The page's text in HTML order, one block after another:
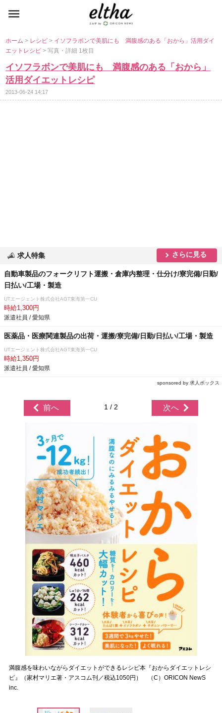
ホーム> レシピ> イソフラボンで美肌にも 満腹感のある「おから」活用ダイ
エットレシピ> 写真・詳細 1枚目
イソフラボンで美肌にも 満腹感のある「おから」
活用ダイエットレシピ
2013-06-24 14:17
求人特集 さらに見る
自動車製品のフォークリフト運搬・倉庫内整理・仕分け/寮完備/日勤/
日払い/工場・製造
UTエージェント株式会社AGT東海第一CU
時給1,300円
派遣社員 / 愛知県
医薬品・医療関連製品の出荷・運搬/寮完備/日勤/日払い/工場・製造
UTエージェント株式会社AGT東海第一CU
時給1,350円
派遣社員 / 愛知県
sponsored by 求人ボックス
前へ 1 / 2 次へ
満腹感を味わいながらダイエットができるレシピ本『おからダイエットレシ
ピ』（家村マリエ著・アスコム刊／税込1050円） （C）ORICON NewS
inc.